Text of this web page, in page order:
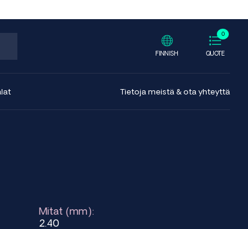
0
QUOTE
FINNISH
Tietoja meistä & ota yhteyttä
Mitat (mm):
2.40